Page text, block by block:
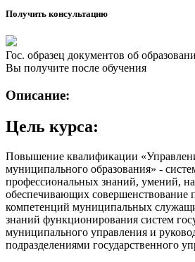
Получить консультацию
Гос. образец документов об
Вы получите после обучения
Описание:
Цель курса:
Повышение квалификации
муниципального образования» -
профессиональных знаний, умений,
обеспечивающих совершенствование
компетенций муниципальных
знаний функционирования систем
муниципального управления и
подразделениями государственного